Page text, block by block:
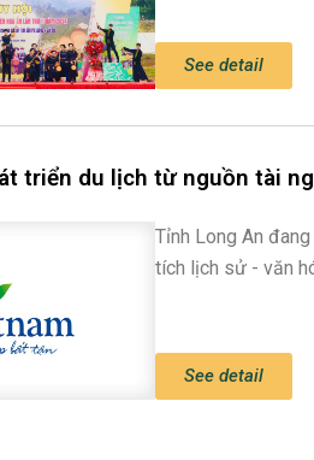
See detail
triển du lịch từ nguồn tài
Tỉnh Long An
tích lịch sử - văn
See detail